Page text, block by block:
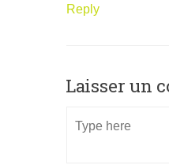
Reply
Laisser un